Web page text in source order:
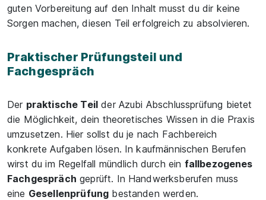
guten Vorbereitung auf den Inhalt musst du dir keine
Sorgen machen, diesen Teil erfolgreich zu absolvieren.
Praktischer Prüfungsteil und
Fachgespräch
Der praktische Teil der Azubi Abschlussprüfung bietet
die Möglichkeit, dein theoretisches Wissen in die Praxis
umzusetzen. Hier sollst du je nach Fachbereich
konkrete Aufgaben lösen. In kaufmännischen Berufen
wirst du im Regelfall mündlich durch ein fallbezogenes
Fachgespräch geprüft. In Handwerksberufen muss
eine Gesellenprüfung bestanden werden.